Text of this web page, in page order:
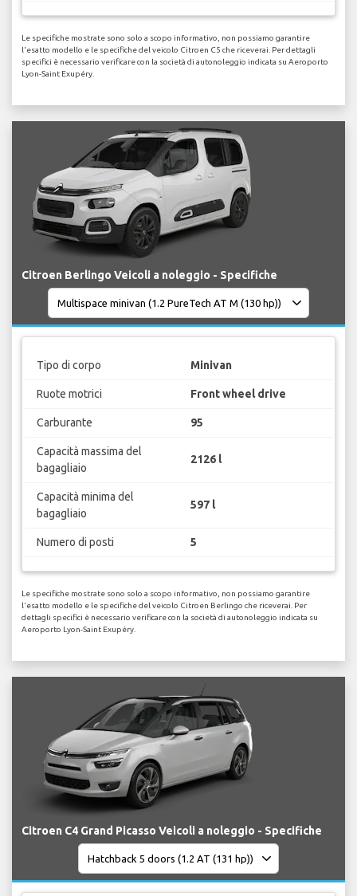
Le specifiche mostrate sono solo a scopo informativo, non possiamo garantire
l'esatto modello e le specifiche del veicolo Citroen C5 che riceverai. Per dettagli
specifici è necessario verificare con la società di autonoleggio indicata su Aeroporto
Lyon-Saint Exupéry.
Citroen Berlingo Veicoli a noleggio - Specifiche
Tipo di corpo Minivan
Ruote motrici Front wheel drive
Carburante 95
Capacità massima del
bagagliaio
2126 l
Capacità minima del
bagagliaio
597 l
Numero di posti 5
Le specifiche mostrate sono solo a scopo informativo, non possiamo garantire
l'esatto modello e le specifiche del veicolo Citroen Berlingo che riceverai. Per
dettagli specifici è necessario verificare con la società di autonoleggio indicata su
Aeroporto Lyon-Saint Exupéry.
Citroen C4 Grand Picasso Veicoli a noleggio - Specifiche